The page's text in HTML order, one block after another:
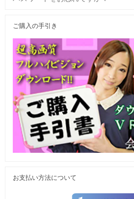
ご購入の手引き
お支払い方法について